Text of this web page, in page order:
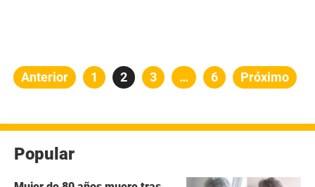
Paginación
Anterior Página
1 Página
2 Página
3 … Página
6 Próximo
Popular